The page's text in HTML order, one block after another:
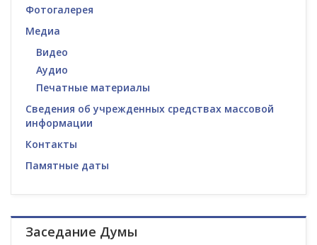
Фотогалерея
Медиа
Видео
Аудио
Печатные материалы
Сведения об учрежденных средствах массовой
информации
Контакты
Памятные даты
Заседание Думы